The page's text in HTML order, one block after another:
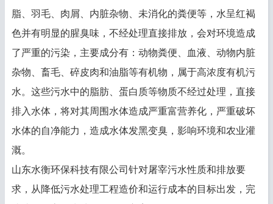
脂、羽毛、肉屑、内脏杂物、未消化的粪便等，水呈红褐
色并有明显的腥臭味，不经处理直接排放，会对环境造成
了严重的污染，主要成分有：动物粪便、血液、动物内脏
杂物、畜毛、碎皮肉和油脂等有机物，属于高浓度有机污
水。这些污水中的脂肪、蛋白质等物质不经过处理，直接
排入水体，将对其周围水体造成严重富营养化，严重破坏
水体的自净能力，造成水体发黑变臭，影响环境和农业灌
溉。
山东水衡环保科技有限公司针对屠宰污水性质和排放要
求，从降低污水处理工程造价和运行成本的目标出发，完